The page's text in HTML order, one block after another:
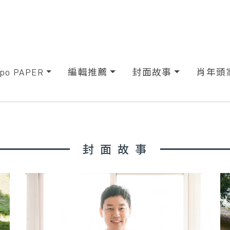
PAPER 編輯推薦 封面故事 肖年頭
封面故事